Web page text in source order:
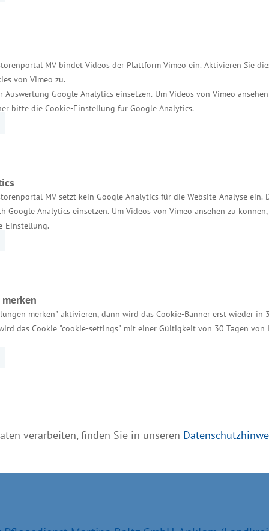
MV bindet Videos der Plattform Vimeo ein. Aktivieren Sie
von Vimeo zu.
Auswertung Google Analytics einsetzen. Um Videos von Vimeo
bitte die Cookie-Einstellung für Google Analytics.
MV setzt kein Google Analytics für die Website-Analyse ein.
Google Analytics einsetzen. Um Videos von Vimeo ansehen zu
Einstellung.
merken" aktivieren, dann wird das Cookie-Banner erst wieder in
das Cookie "cookie-settings" mit einer Gültigkeit von 30 Tagen von
verarbeiten, finden Sie in unseren
GmbH & Co. KG, Elmenhorst
Servaas Schlosshotel GmbH, Schloss
Matratzenwerk GmbH - Warin
auf eine 80-jährige, wechselvolle
seinen Firmensitz im Jahr 1952 nach Warin.
Millionen Euro unter anderem für die
und 600 Matratzen täglich, die auch in den
gehören Federkern-, Schaumstoff-
Möbelhäusern gekauft werden. Im Jahr 2020
Kessler, die Unternehmensnachfolge
für den internationalen Markt. Das ist